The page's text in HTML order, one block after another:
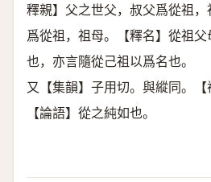
釋親】父之世父，叔父爲從祖
爲從祖，祖母。【釋名】從祖
也，亦言隨從己祖以爲名也。
又【集韻】子用切。與縱同。【
【論語】從之純如也。